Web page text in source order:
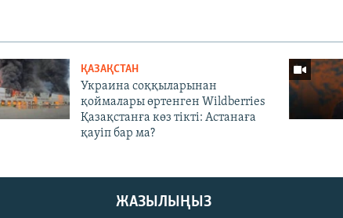
ҚАЗАҚСТАН
Украина соққыларынан
қоймалары өртенген Wildberries
Қазақстанға көз тікті: Астанаға
қауіп бар ма?
ЖАЗЫЛЫҢЫЗ